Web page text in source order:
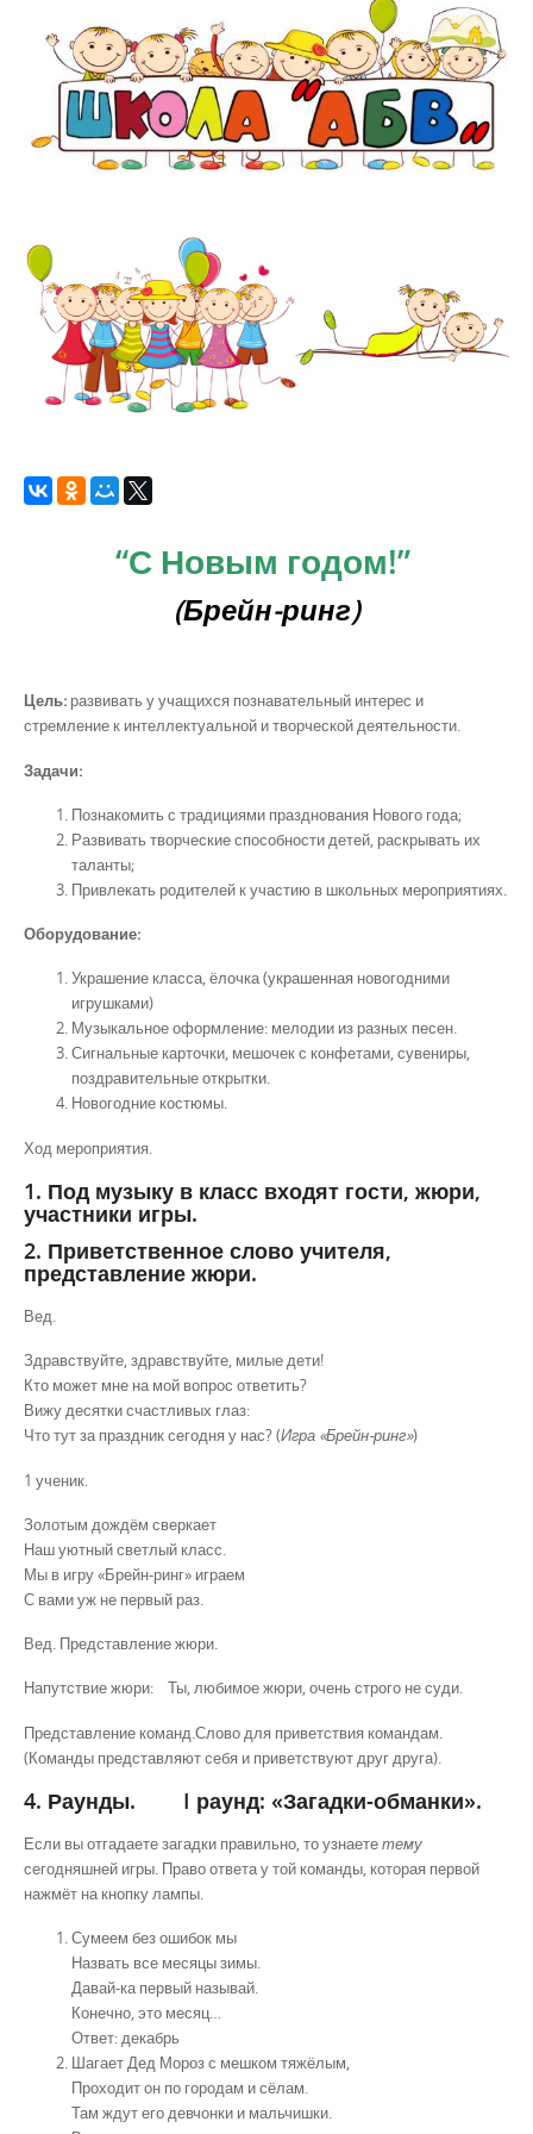
“С Новым годом!”
(Брейн-ринг)
Цель: развивать у учащихся познавательный интерес и
стремление к интеллектуальной и творческой деятельности.
Задачи:
Познакомить с традициями празднования Нового года;
Развивать творческие способности детей, раскрывать их
таланты;
Привлекать родителей к участию в школьных мероприятиях.
Оборудование:
Украшение класса, ёлочка (украшенная новогодними
игрушками)
Музыкальное оформление: мелодии из разных песен.
Сигнальные карточки, мешочек с конфетами, сувениры,
поздравительные открытки.
Новогодние костюмы.
Ход мероприятия.
1. Под музыку в класс входят гости, жюри,
участники игры.
2. Приветственное слово учителя,
представление жюри.
Вед.
Здравствуйте, здравствуйте, милые дети!
Кто может мне на мой вопрос ответить?
Вижу десятки счастливых глаз:
Что тут за праздник сегодня у нас? (Игра «Брейн-ринг»)
1 ученик.
Золотым дождём сверкает
Наш уютный светлый класс.
Мы в игру «Брейн-ринг» играем
С вами уж не первый раз.
Вед. Представление жюри.
Напутствие жюри: Ты, любимое жюри, очень строго не суди.
Представление команд.Слово для приветствия командам.
(Команды представляют себя и приветствуют друг друга).
4. Раунды. I раунд: «Загадки-обманки».
Если вы отгадаете загадки правильно, то узнаететему
сегодняшней игры. Право ответа у той команды, которая первой
нажмёт на кнопку лампы.
Сумеем без ошибок мы
Назвать все месяцы зимы.
Давай-ка первый называй.
Конечно, это месяц…
Ответ: декабрь
Шагает Дед Мороз с мешком тяжёлым,
Проходит он по городам и сёлам.
Там ждут его девчонки и мальчишки.